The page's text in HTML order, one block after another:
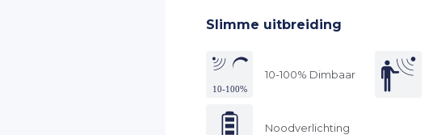
Slimme uitbreiding
10-100% Dimbaar
Noodverlichting